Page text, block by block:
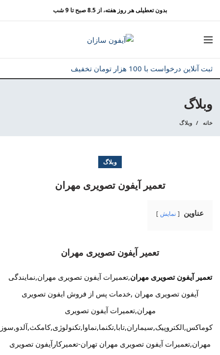
بدون تعطیلی هر روز هفته، از 8.5 صبح تا 9 شب
ثبت آنلاین درخواست با 100 هزار تومان تخفیف
وبلاگ
خانه وبلاگ
وبلاگ
تعمیر آیفون تصویری مهران
عناوین نمایش
تعمیر آیفون تصویری مهران
تعمیر آیفون تصویری مهران,تعمیرات آیفون تصویری مهران,نمایندگی
آیفون تصویری مهران ,خدمات پس از فروش ایفون تصویری
مهران,تعمیرات آیفون تصویری
مهران,تعمیرات آیفون تصویری مهران تهران-تعمیرکارآیفون تصویری